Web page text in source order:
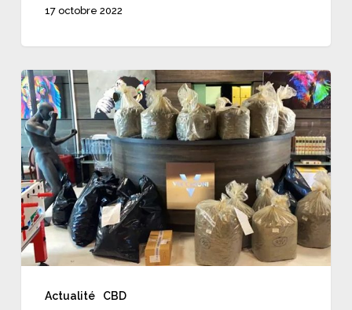
17 octobre 2022
Actualité CBD
CBD
à
Nice
:
La
Douane
restitue
200kg